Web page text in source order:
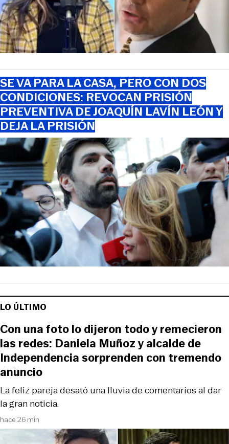
SE VA PARA LA CASA, PERO CON DOS
CONDICIONES: REVOCAN PRISIÓN
PREVENTIVA DE JOAQUÍN LAVÍN LEÓN Y
DEJA LA PRISIÓN
LO ÚLTIMO
hace 26 min
La feliz pareja desató una lluvia de comentarios al dar
la gran noticia.
Con una foto lo dijeron todo y remecieron
las redes: Daniela Muñoz y alcalde de
Independencia sorprenden con tremendo
anuncio